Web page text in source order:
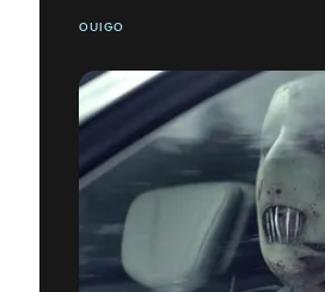
OUIGO